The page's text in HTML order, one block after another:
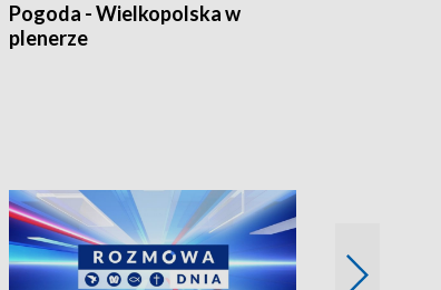
Pogoda - Wielkopolska w
plenerze